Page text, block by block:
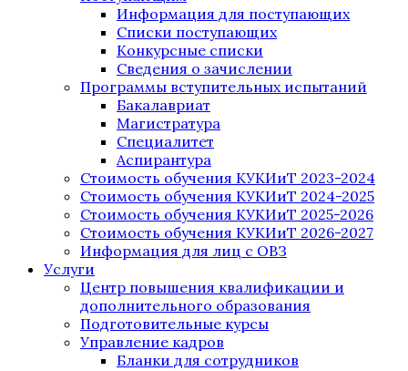
Информация для поступающих
Списки поступающих
Конкурсные списки
Сведения о зачислении
Программы вступительных испытаний
Бакалавриат
Магистратура
Специалитет
Аспирантура
Стоимость обучения КУКИиТ 2023-2024
Стоимость обучения КУКИиТ 2024-2025
Стоимость обучения КУКИиТ 2025-2026
Стоимость обучения КУКИиТ 2026-2027
Информация для лиц с ОВЗ
Услуги
Центр повышения квалификации и
дополнительного образования
Подготовительные курсы
Управление кадров
Бланки для сотрудников